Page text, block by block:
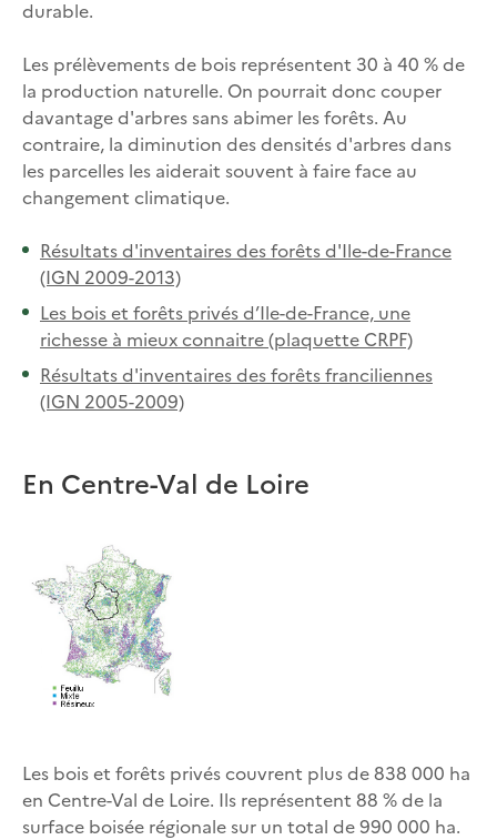
durable.
Les prélèvements de bois représentent 30 à 40 % de
la production naturelle. On pourrait donc couper
davantage d'arbres sans abimer les forêts. Au
contraire, la diminution des densités d'arbres dans
les parcelles les aiderait souvent à faire face au
changement climatique.
Résultats d'inventaires des forêts d'Ile-de-France
(IGN 2009-2013)
Les bois et forêts privés d’Ile-de-France, une
richesse à mieux connaitre (plaquette CRPF)
Résultats d'inventaires des forêts franciliennes
(IGN 2005-2009)
En Centre-Val de Loire
Les bois et forêts privés couvrent plus de 838 000 ha
en Centre-Val de Loire. Ils représentent 88 % de la
surface boisée régionale sur un total de 990 000 ha.